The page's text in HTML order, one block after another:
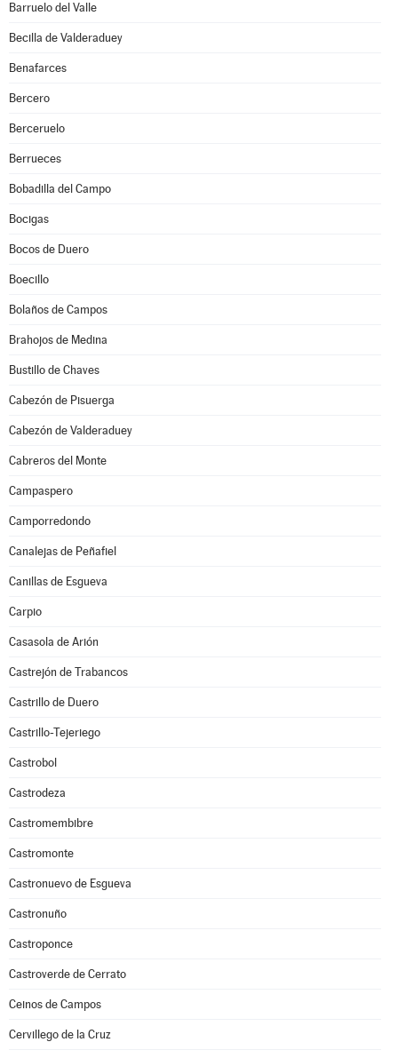
Barruelo del Valle
Becilla de Valderaduey
Benafarces
Bercero
Berceruelo
Berrueces
Bobadilla del Campo
Bocigas
Bocos de Duero
Boecillo
Bolaños de Campos
Brahojos de Medina
Bustillo de Chaves
Cabezón de Pisuerga
Cabezón de Valderaduey
Cabreros del Monte
Campaspero
Camporredondo
Canalejas de Peñafiel
Canillas de Esgueva
Carpio
Casasola de Arión
Castrejón de Trabancos
Castrillo de Duero
Castrillo-Tejeriego
Castrobol
Castrodeza
Castromembibre
Castromonte
Castronuevo de Esgueva
Castronuño
Castroponce
Castroverde de Cerrato
Ceinos de Campos
Cervillego de la Cruz